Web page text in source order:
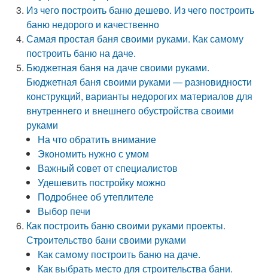
Из чего построить баню дешево. Из чего построить
баню недорого и качественно
Самая простая баня своими руками. Как самому
построить баню на даче.
Бюджетная баня на даче своими руками.
Бюджетная баня своими руками — разновидности
конструкций, варианты недорогих материалов для
внутреннего и внешнего обустройства своими
руками
На что обратить внимание
Экономить нужно с умом
Важный совет от специалистов
Удешевить постройку можно
Подробнее об утеплителе
Выбор печи
Как построить баню своими руками проекты.
Строительство бани своими руками
Как самому построить баню на даче.
Как выбрать место для строительства бани.